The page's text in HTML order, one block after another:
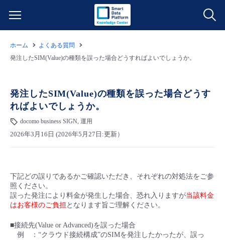
サービス一覧
クラウド/サーバー
ネットワーク
モニタリング/監査
サポート
データ利活用
クラウド/サーバー
IoT
モニタリング/監査
料金情報
料金シミュレーター
クラウド/サーバー
ネットワーク
ご利用開始ガイド
- 管理機能
■ セットアップガイド
- バックアップ
- セキュリティ・監査
故障/メンテナンス情報
サービス稼働状況
ホーム
よくある質問
発注したSIM(Value)の種類を誤った場合どうすればよいでしょうか。
発注したSIM(Value)の種類を誤った場合どうす
ればよいでしょうか。
docomo business SIGN, 運用
2026年3月16日 (2026年5月27日:更新）
下記どの誤りであるかご確認いただき、それぞれの対処法をご参
照ください。
誤った発注により料金が発生した場合、恐れ入りますが当該料金
はお客様のご負担 となります旨ご理解ください。
■接続先(Value or Advanced)を誤った場合
例 ：“クラウド接続構成”のSIMを発注したかったが、誤っ